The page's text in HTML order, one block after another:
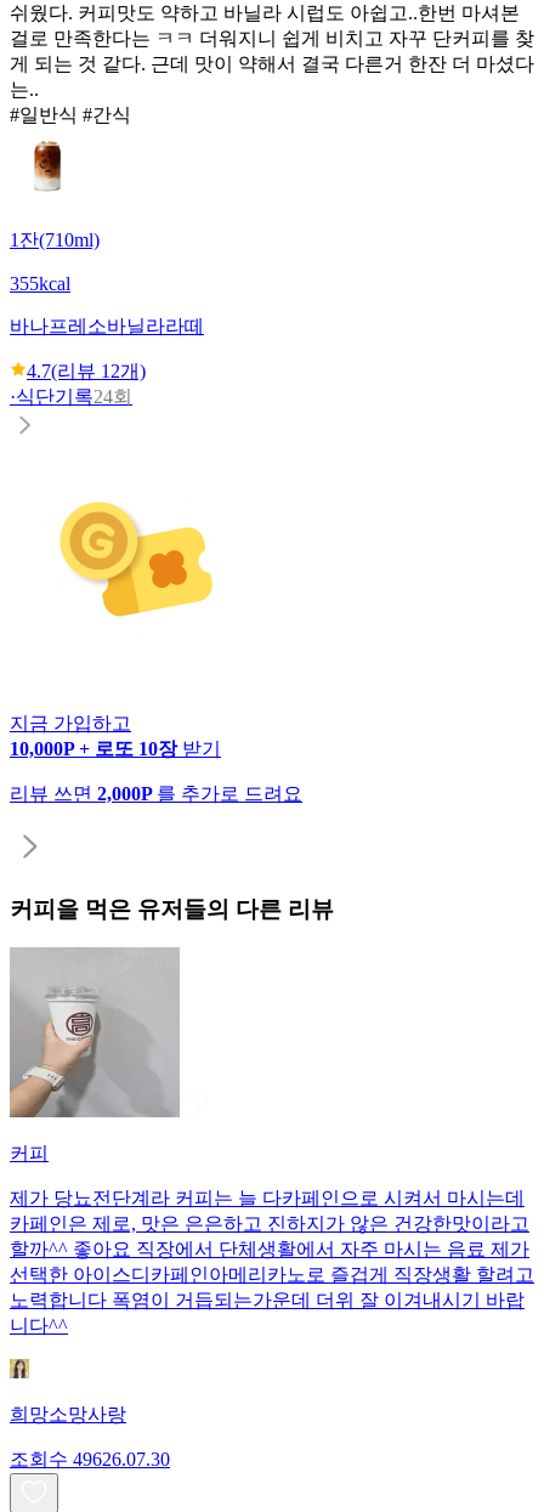
쉬웠다. 커피맛도 약하고 바닐라 시럽도 아쉽고..한번 마셔본
걸로 만족한다는 ㅋㅋ 더워지니 쉽게 비치고 자꾸 단커피를 찾
게 되는 것 같다. 근데 맛이 약해서 결국 다른거 한잔 더 마셨다
는..
#일반식 #간식
1잔(710ml)
355kcal
바나프레소바닐라라떼
4.7(리뷰 12개)
·식단기록24회
지금 가입하고
10,000P + 로또 10장 받기
리뷰 쓰면 2,000P 를 추가로 드려요
커피 을 먹은 유저들의 다른 리뷰
커피
제가 당뇨전단계라 커피는 늘 다카페인으로 시켜서 마시는데
카페인은 제로, 맛은 은은하고 진하지가 않은 건강한맛이라고
할까^^ 좋아요 직장에서 단체생활에서 자주 마시는 음료 제가
선택한 아이스디카페인아메리카노로 즐겁게 직장생활 할려고
노력합니다 폭염이 거듭되는가운데 더위 잘 이겨내시기 바랍
니다^^
희망소망사랑
조회수 49626.07.30